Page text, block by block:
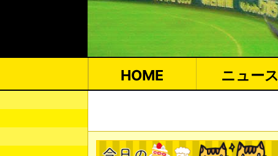
HOME ニュース